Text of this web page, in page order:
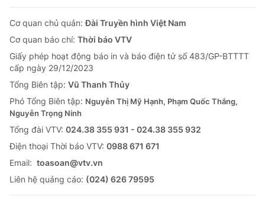
Cơ quan chủ quản:Đài Truyền hình Việt Nam
Cơ quan báo chí: Thời báo VTV
Giấy phép hoạt động báo in và báo điện tử số 483/GP-BTTTT
cấp ngày 29/12/2023
Tổng Biên tập: Vũ Thanh Thủy
Phó Tổng Biên tập: Nguyễn Thị Mỹ Hạnh, Phạm Quốc Thắng,
Nguyễn Trọng Ninh
Tổng đài VTV: 024.38 355 931 - 024.38 355 932
Ðiện thoại Thời báo VTV: 0988 671 671
Email: toasoan@vtv.vn
Liên hệ quảng cáo: (024) 626 79595